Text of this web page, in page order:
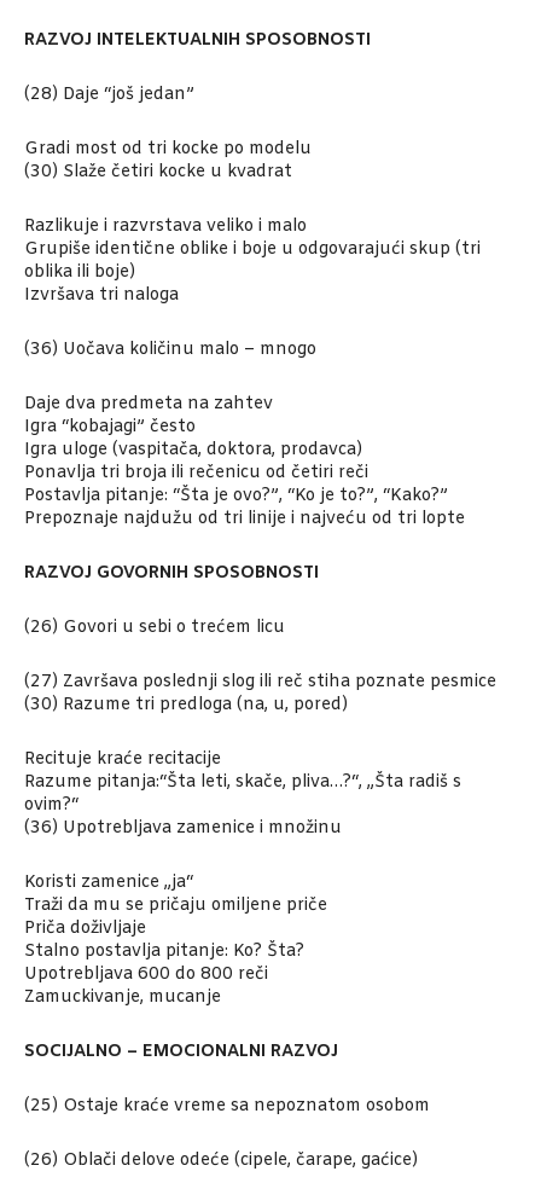
RAZVOJ INTELEKTUALNIH SPOSOBNOSTI
(28) Daje “još jedan”
Gradi most od tri kocke po modelu
(30) Slaže četiri kocke u kvadrat
Razlikuje i razvrstava veliko i malo
Grupiše identične oblike i boje u odgovarajući skup (tri
oblika ili boje)
Izvršava tri naloga
(36) Uočava količinu malo – mnogo
Daje dva predmeta na zahtev
Igra “kobajagi” često
Igra uloge (vaspitača, doktora, prodavca)
Ponavlja tri broja ili rečenicu od četiri reči
Postavlja pitanje: “Šta je ovo?”, “Ko je to?”, “Kako?”
Prepoznaje najdužu od tri linije i najveću od tri lopte
RAZVOJ GOVORNIH SPOSOBNOSTI
(26) Govori u sebi o trećem licu
(27) Završava poslednji slog ili reč stiha poznate pesmice
(30) Razume tri predloga (na, u, pored)
Recituje kraće recitacije
Razume pitanja:“Šta leti, skače, pliva…?“, „Šta radiš s
ovim?“
(36) Upotrebljava zamenice i množinu
Koristi zamenice „ja“
Traži da mu se pričaju omiljene priče
Priča doživljaje
Stalno postavlja pitanje: Ko? Šta?
Upotrebljava 600 do 800 reči
Zamuckivanje, mucanje
SOCIJALNO – EMOCIONALNI RAZVOJ
(25) Ostaje kraće vreme sa nepoznatom osobom
(26) Oblači delove odeće (cipele, čarape, gaćice)